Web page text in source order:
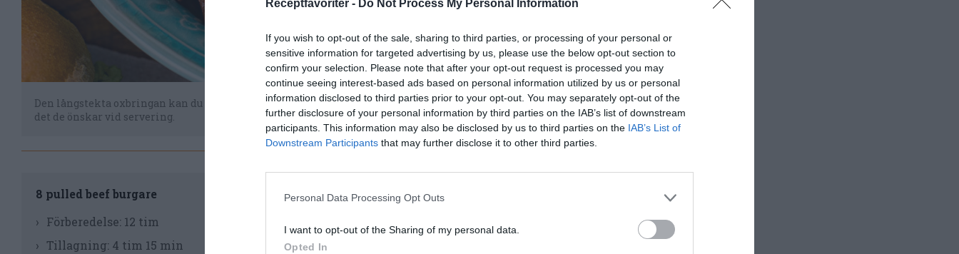
Receptfavoriter - Do Not Process My Personal Information
If you wish to opt-out of the sale, sharing to third parties, or processing of your personal or
sensitive information for targeted advertising by us, please use the below opt-out section to
confirm your selection. Please note that after your opt-out request is processed you may
continue seeing interest-based ads based on personal information utilized by us or personal
information disclosed to third parties prior to your opt-out. You may separately opt-out of the
further disclosure of your personal information by third parties on the IAB’s list of downstream
participants. This information may also be disclosed by us to third parties on the IAB’s List of
Downstream Participants that may further disclose it to other third parties.
Personal Data Processing Opt Outs
I want to opt-out of the Sharing of my personal data.
Opted In
Den långstekta oxbringan kan du dra isär i trådar och bitar och servera med lite strimlad salladskål vid sidan så kan varje gäst ta
det de önskar vid servering.
8 pulled beef burgare
Förberedelse: 12 tim
Tillagning: 4 tim 15 min
Börja med att marinera köttet dagen innan. Mortla kummin och
fänkål. Lägg med köttet i en skål eller dubbel fryspåse.